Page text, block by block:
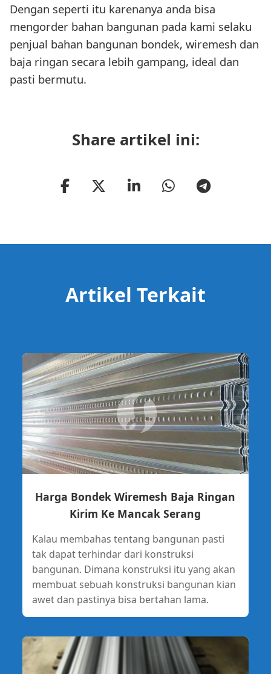
Dengan seperti itu karenanya anda bisa
mengorder bahan bangunan pada kami selaku
penjual bahan bangunan bondek, wiremesh dan
baja ringan secara lebih gampang, ideal dan
pasti bermutu.
Share artikel ini:
Artikel Terkait
Harga Bondek Wiremesh Baja Ringan
Kirim Ke Mancak Serang
Kalau membahas tentang bangunan pasti
tak dapat terhindar dari konstruksi
bangunan. Dimana konstruksi itu yang akan
membuat sebuah konstruksi bangunan kian
awet dan pastinya bisa bertahan lama.